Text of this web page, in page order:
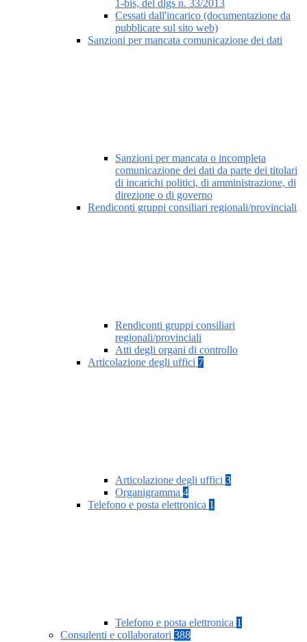
1-bis, del dlgs n. 33/2013
Cessati dall'incarico (documentazione da
pubblicare sul sito web)
Sanzioni per mancata comunicazione dei dati
Sanzioni per mancata o incompleta
comunicazione dei dati da parte dei titolari
di incarichi politici, di amministrazione, di
direzione o di governo
Rendiconti gruppi consiliari regionali/provinciali
Rendiconti gruppi consiliari
regionali/provinciali
Atti degli organi di controllo
Articolazione degli uffici 7
Articolazione degli uffici 3
Organigramma 4
Telefono e posta elettronica 1
Telefono e posta elettronica 1
Consulenti e collaboratori 388